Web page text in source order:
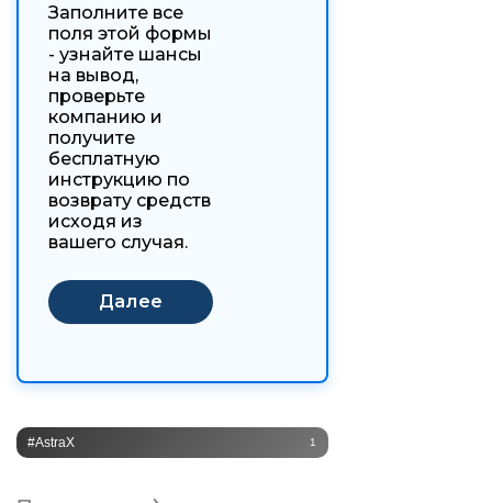
Заполните все
поля этой формы
- узнайте шансы
на вывод,
проверьте
компанию и
получите
бесплатную
инструкцию по
возврату средств
исходя из
вашего случая.
#AstraX 1